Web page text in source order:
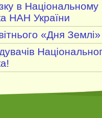
в Національному
НАН України
«Дня Землі»